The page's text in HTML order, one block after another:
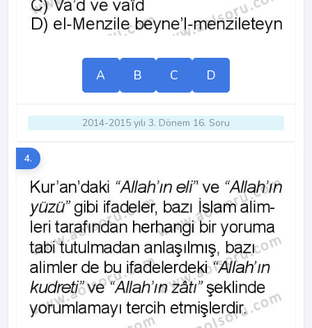
A B C D
2014-2015 yılı 3. Dönem 16. Soru
4.